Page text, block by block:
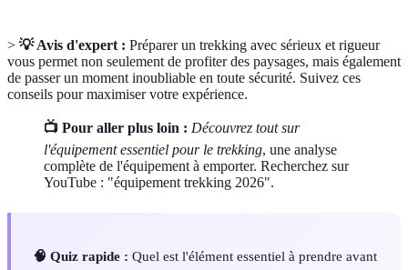
> 💡 Avis d'expert : Préparer un trekking avec sérieux et rigueur
vous permet non seulement de profiter des paysages, mais également
de passer un moment inoubliable en toute sécurité. Suivez ces
conseils pour maximiser votre expérience.
📺 Pour aller plus loin : Découvrez tout sur
l'équipement essentiel pour le trekking, une analyse
complète de l'équipement à emporter. Recherchez sur
YouTube : "équipement trekking 2026".
🧠 Quiz rapide : Quel est l'élément essentiel à prendre avant